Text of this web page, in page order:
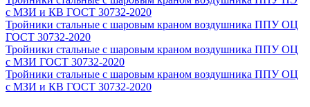
с МЗИ и КВ ГОСТ 30732-2020
Тройники стальные с шаровым краном воздушника ППУ ОЦ
ГОСТ 30732-2020
Тройники стальные с шаровым краном воздушника ППУ ОЦ
с МЗИ ГОСТ 30732-2020
Тройники стальные с шаровым краном воздушника ППУ ОЦ
с МЗИ и КВ ГОСТ 30732-2020